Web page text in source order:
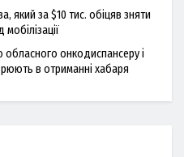
який за $10 тис. обіцяв зняти
обласного онкодиспансеру і
в отриманні хабаря